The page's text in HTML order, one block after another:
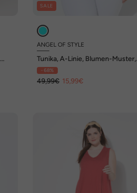
SALE
ANGEL OF STYLE
Tunika, A-Linie, Blumen-Muster,
Halbarm
- 68%
49,99€ 15,99€